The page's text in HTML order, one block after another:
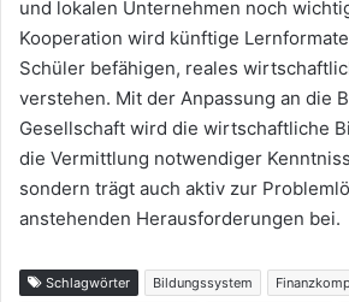
und lokalen Unternehmen noch
Kooperation wird künftige
Schüler befähigen, reales
verstehen. Mit der Anpassung an die
Gesellschaft wird die wirtschaftliche
die Vermittlung notwendiger
sondern trägt auch aktiv zur
anstehenden Herausforderungen bei.
Schlagwörter Bildungssystem